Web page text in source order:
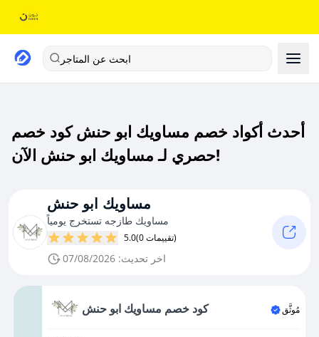
ابحث عن المتاجر
أحدث أكواد خصم مساويك ابو حنش كود خصم
حصري لـ مساويك ابو حنش الآن!
مساويك ابو حنش
مساويك طازجه تستخرج يومياً
5.0 (0 تقييمات)
اخر تحديث: 07/08/2026
كود خصم مساويك ابو حنش مُوثَّق